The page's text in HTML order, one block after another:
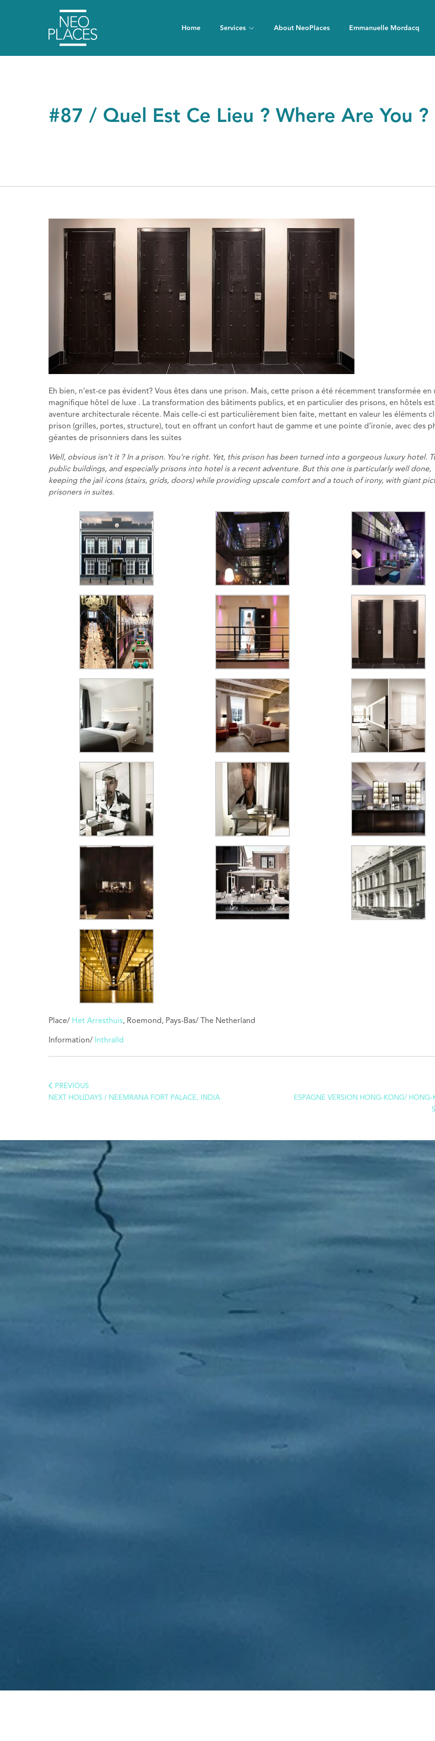
Home Services About NeoPlaces Emmanuelle Mordacq
#87 / Quel Est Ce Lieu ? Where Are You ?
Eh bien, n’est-ce pas évident? Vous êtes dans une prison. Mais, cette prison a été récemment transformée en
magnifique hôtel de luxe . La transformation des bâtiments publics, et en particulier des prisons, en hôtels
aventure architecturale récente. Mais celle-ci est particulièrement bien faite, mettant en valeur les éléments
prison (grilles, portes, structure), tout en offrant un confort haut de gamme et une pointe d’ironie, avec des
géantes de prisonniers dans les suites
Well, obvious isn’t it ? In a prison. You’re right. Yet, this prison has been turned into a gorgeous luxury hotel.
public buildings, and especially prisons into hotel is a recent adventure. But this one is particularly well done,
keeping the jail icons (stairs, grids, doors) while providing upscale comfort and a touch of irony, with giant
prisoners in suites.
Place/ Het Arresthuis, Roemond, Pays-Bas/ The Netherland
Information/ Inthralld
PREVIOUS
NEXT HOLIDAYS / NEEMRANA FORT PALACE, INDIA
ESPAGNE VERSION HONG-KONG/ HONG-